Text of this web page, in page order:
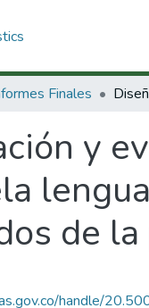
Finales
y
de la
handle/